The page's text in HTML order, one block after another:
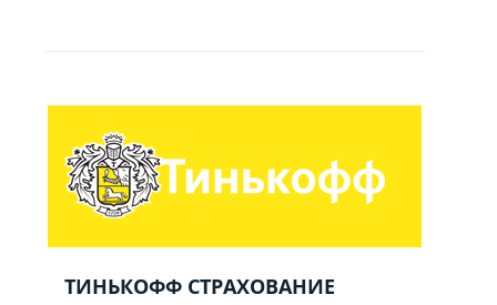
ТИНЬКОФФ СТРАХОВАНИЕ